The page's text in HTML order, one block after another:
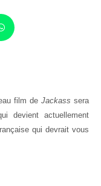
film de Jackass sera
devient actuellement
qui devrait vous